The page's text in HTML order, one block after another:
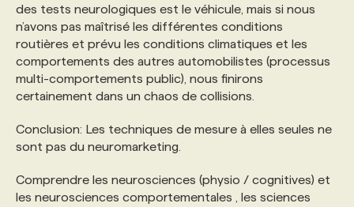
des tests neurologiques est le véhicule, mais si nous
n’avons pas maîtrisé les différentes conditions
routières et prévu les conditions climatiques et les
comportements des autres automobilistes (processus
multi-comportements public), nous finirons
certainement dans un chaos de collisions.
Conclusion: Les techniques de mesure à elles seules ne
sont pas du neuromarketing.
Comprendre les neurosciences (physio / cognitives) et
les neurosciences comportementales , les sciences